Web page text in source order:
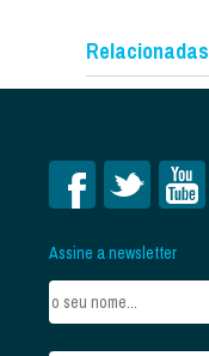
Relacionadas
Assine a newsletter